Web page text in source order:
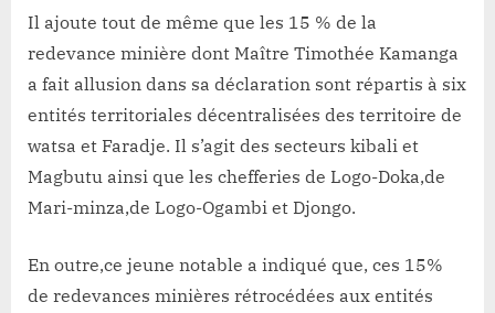
Il ajoute tout de même que les 15 % de la
redevance minière dont Maître Timothée Kamanga
a fait allusion dans sa déclaration sont répartis à six
entités territoriales décentralisées des territoire de
watsa et Faradje. Il s’agit des secteurs kibali et
Magbutu ainsi que les chefferies de Logo-Doka,de
Mari-minza,de Logo-Ogambi et Djongo.
En outre,ce jeune notable a indiqué que, ces 15%
de redevances minières rétrocédées aux entités